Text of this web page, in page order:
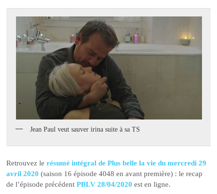
Jean Paul veut sauver irina suite à sa TS
Retrouvez lerésumé intégral de Plus belle la vie du mercredi 29
avril 2020 (saison 16 épisode 4048 en avant première) : le recap
de l’épisode précédentPBLV 28/04/2020 est en ligne.